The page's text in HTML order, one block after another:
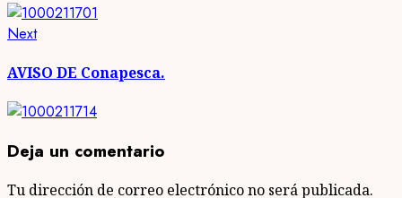
NextNext
AVISO DE Conapesca.
Deja un comentario
Tu dirección de correo electrónico no será publicada.